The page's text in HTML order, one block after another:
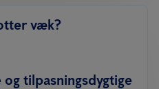
væk?
tilpasningsdygtige